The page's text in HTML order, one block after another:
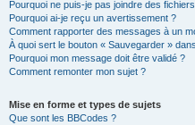
Pourquoi ne puis-je pas joindre des
Pourquoi ai-je reçu un avertissement ?
Comment rapporter des messages à un
À quoi sert le bouton « Sauvegarder »
Pourquoi mon message doit être validé ?
Comment remonter mon sujet ?
Mise en forme et types de sujets
Que sont les BBCodes ?